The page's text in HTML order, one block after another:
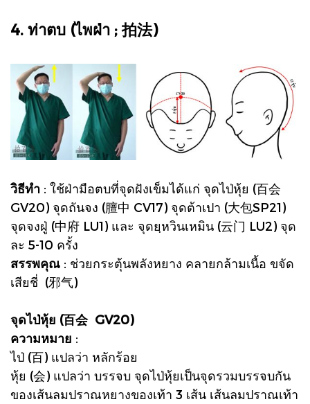
4. ท่าตบ (ไพฝ่า ; 拍法)
วิธีทำ : ใช้ฝ่ามือตบที่จุดฝังเข็มได้แก่ จุดไป่หุ้ย (百会
GV20) จุดถันจง (膻中 CV17) จุดต้าเปา (大包SP21)
จุดจงฝู่ (中府 LU1) และ จุดยฺหวินเหมิน (云门 LU2) จุด
ละ 5-10 ครั้ง
สรรพคุณ : ช่วยกระตุ้นพลังหยาง คลายกล้ามเนื้อ ขจัด
เสียชี่ (邪气)
จุดไป่หุ้ย (百会 GV20)
ความหมาย :
ไป่ (百) แปลว่า หลักร้อย
หุ้ย (会) แปลว่า บรรจบ จุดไป่หุ้ยเป็นจุดรวมบรรจบกัน
ของเส้นลมปราณหยางของเท้า 3 เส้น เส้นลมปราณเท้า